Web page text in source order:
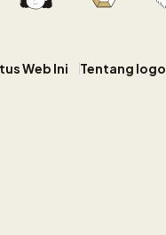
Web Ini Tentang logo